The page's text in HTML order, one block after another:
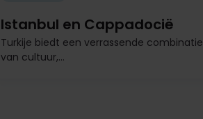
Istanbul en Cappadocië
Turkije biedt een verrassende combinatie
van cultuur,...